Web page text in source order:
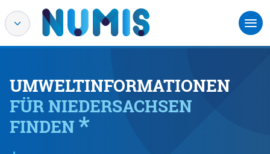
UMWELTINFORMATIONEN
FÜR NIEDERSACHSEN
FINDEN